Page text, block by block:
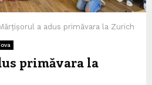
a adus primăvara la Zurich
primăvara la